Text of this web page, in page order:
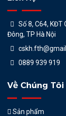
Số 8, C64, KĐT
Đông, TP Hà Nội
0889 939 919
Về Chúng Tôi
Sản phẩm